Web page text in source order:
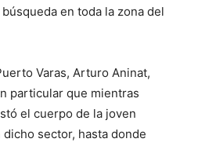
en toda la zona del
Varas, Arturo Aninat,
particular que mientras
el cuerpo de la joven
sector, hasta donde